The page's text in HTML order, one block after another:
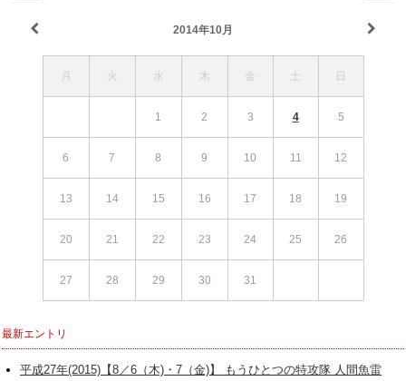
2014年10月
月 火 水 木 金 土 日
1 2 3 4 5
6 7 8 9 10 11 12
13 14 15 16 17 18 19
20 21 22 23 24 25 26
27 28 29 30 31
最新エントリ
平成27年(2015)【8／6（木)・7（金)】 もうひとつの特攻隊 人間魚雷